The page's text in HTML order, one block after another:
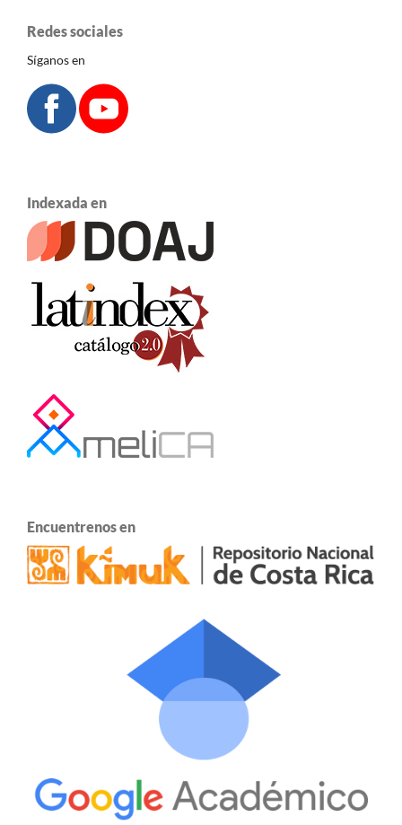
Redes sociales
Síganos en
Indexada en
Encuentrenos en